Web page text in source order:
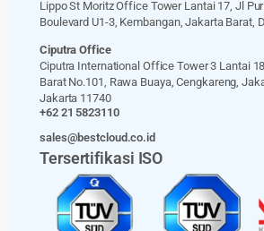
Lippo St Moritz Office Tower Lantai 17, Jl
Boulevard U1-3, Kembangan, Jakarta Barat,
Ciputra Office
Ciputra International Office Tower 3 Lantai
Barat No.101, Rawa Buaya, Cengkareng,
Jakarta 11740
+62 21 5823110
sales@bestcloud.co.id
Tersertifikasi ISO